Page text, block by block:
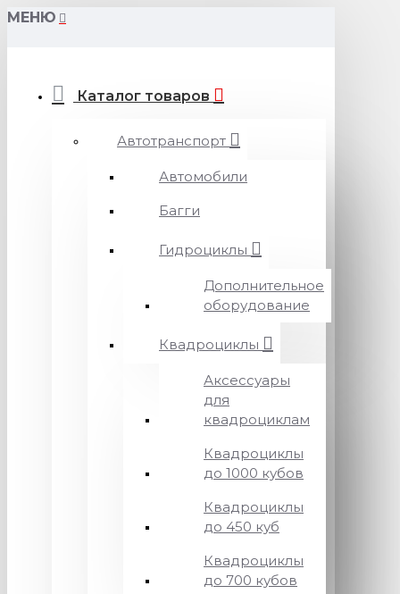
МЕНЮ
Каталог товаров
Автотранспорт
Автомобили
Багги
Гидроциклы
Дополнительное
оборудование
Квадроциклы
Аксессуары
для
квадроциклам
Квадроциклы
до 1000 кубов
Квадроциклы
до 450 куб
Квадроциклы
до 700 кубов